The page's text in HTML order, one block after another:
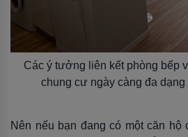
Các ý tưởng liên kết phòng bếp
chung cư ngày càng đa dạng
Nên nếu bạn đang có một căn hộ